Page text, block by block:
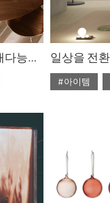
에그 테이블의 다재다능한 아름다움
#아이템